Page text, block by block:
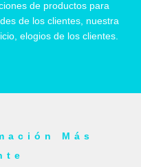
de productos para
de los clientes, nuestra
elogios de los clientes.
Más